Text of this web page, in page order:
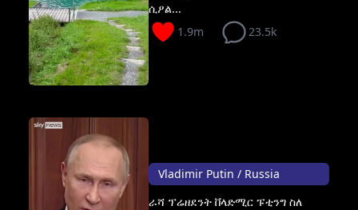
ሲዖል...
1.9m
23.5k
Vladimir Putin / Russia
ራሻ ፕሬዘደንት ቨላድሚር ፑቲንግ ስለ